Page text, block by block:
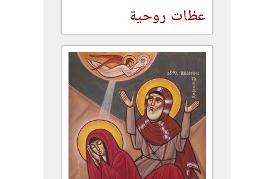
عظات روحية